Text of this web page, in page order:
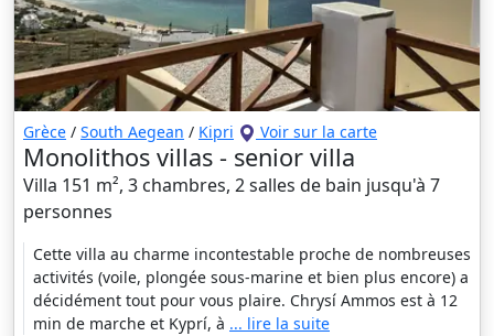
Grèce / South Aegean / Kipri Voir sur la carte
Monolithos villas - senior villa
Villa 151 m², 3 chambres, 2 salles de bain jusqu'à 7
personnes
Cette villa au charme incontestable proche de nombreuses
activités (voile, plongée sous-marine et bien plus encore) a
décidément tout pour vous plaire. Chrysí Ammos est à 12
min de marche et Kyprí, à ... lire la suite